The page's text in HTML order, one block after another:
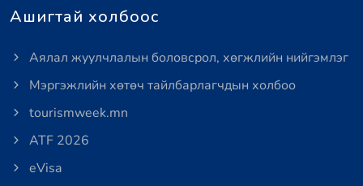
Ашигтай холбоос
Аялал жуулчлалын боловсрол, хөгжлийн нийгэмлэг
Мэргэжлийн хөтөч тайлбарлагчдын холбоо
tourismweek.mn
ATF 2026
eVisa